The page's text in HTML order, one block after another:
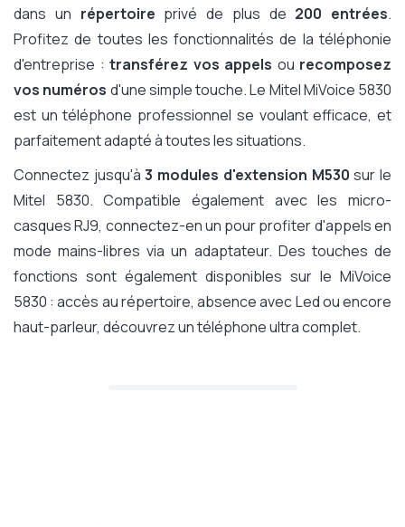
dans un répertoire privé de plus de 200 entrées.
Profitez de toutes les fonctionnalités de la téléphonie
d'entreprise : transférez vos appels ou recomposez
vos numéros d'une simple touche. Le Mitel MiVoice 5830
est un téléphone professionnel se voulant efficace, et
parfaitement adapté à toutes les situations.
Connectez jusqu'à3 modules d'extension M530 sur le
Mitel 5830. Compatible également avec les micro-
casques RJ9, connectez-en un pour profiter d'appels en
mode mains-libres via un adaptateur. Des touches de
fonctions sont également disponibles sur le MiVoice
5830 : accès au répertoire, absence avec Led ou encore
haut-parleur, découvrez un téléphone ultra complet.